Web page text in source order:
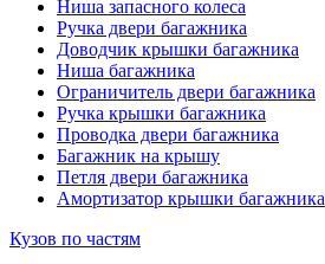
Ниша запасного колеса
Ручка двери багажника
Доводчик крышки багажника
Ниша багажника
Ограничитель двери багажника
Ручка крышки багажника
Проводка двери багажника
Багажник на крышу
Петля двери багажника
Амортизатор крышки багажника
Кузов по частям